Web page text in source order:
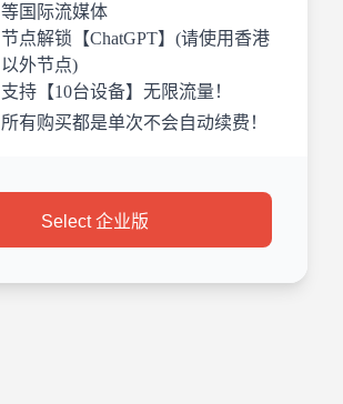
等国际流媒体
节点解锁【ChatGPT】(请使用香港
以外节点)
支持【10台设备】无限流量！
所有购买都是单次不会自动续费！
Select 企业版